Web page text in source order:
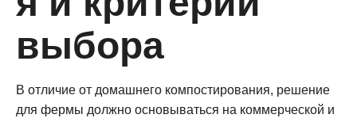
выбора
В отличие от домашнего компостирования, решение
для фермы должно основываться на коммерческой и